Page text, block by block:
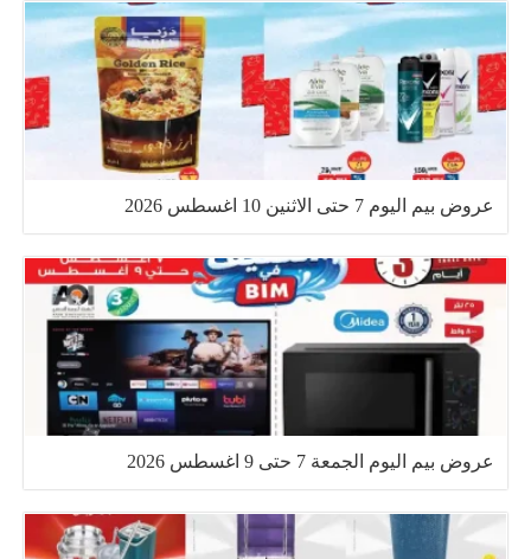
عروض بيم اليوم 7 حتى الاثنين 10 اغسطس 2026
عروض بيم اليوم الجمعة 7 حتى 9 اغسطس 2026